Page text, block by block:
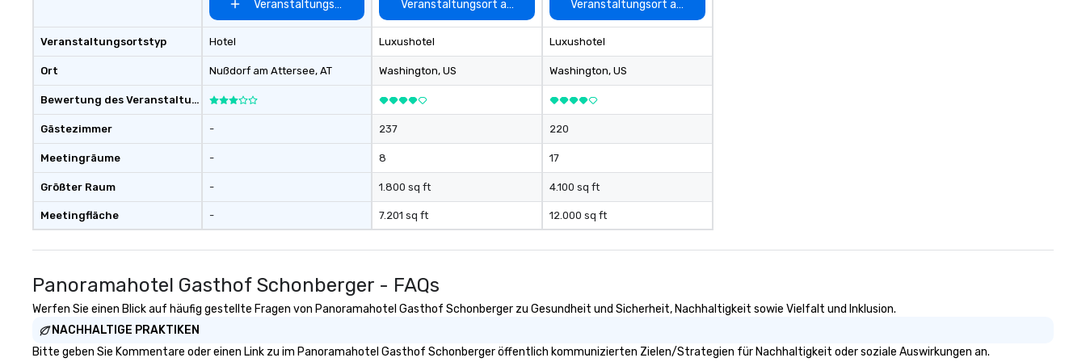
Veranstaltungsortstyp
Ort
Bewertung des Veranstaltungsortes
Gästezimmer
Meetingräume
Größter Raum
Meetingfläche
Veranstaltungsort auswählen
Hotel
Nußdorf am Attersee, AT
-
-
-
-
Veranstaltungsort auswählen
Luxushotel
Washington, US
237
8
1.800 sq ft
7.201 sq ft
Veranstaltungsort auswählen
Luxushotel
Washington, US
220
17
4.100 sq ft
12.000 sq ft
Panoramahotel Gasthof Schonberger - FAQs
Werfen Sie einen Blick auf häufig gestellte Fragen von Panoramahotel Gasthof Schonberger zu Gesundheit und Sicherheit, Nachhaltigkeit sowie Vielfalt und Inklusion.
NACHHALTIGE PRAKTIKEN
Bitte geben Sie Kommentare oder einen Link zu im Panoramahotel Gasthof Schonberger öffentlich kommunizierten Zielen/Strategien für Nachhaltigkeit oder soziale Auswirkungen an.